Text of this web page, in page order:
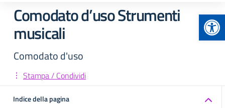
Comodato d’uso Strumenti
musicali
Comodato d'uso
Stampa / Condividi
Indice della pagina